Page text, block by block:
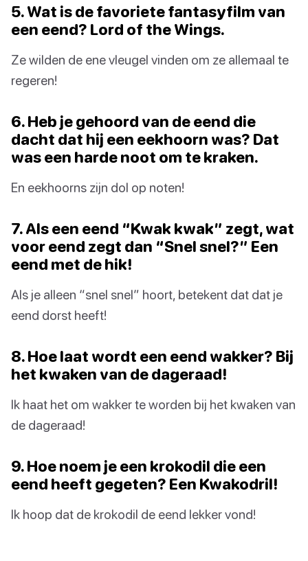
5. Wat is de favoriete fantasyfilm van
een eend? Lord of the Wings.
Ze wilden de ene vleugel vinden om ze allemaal te
regeren!
6. Heb je gehoord van de eend die
dacht dat hij een eekhoorn was? Dat
was een harde noot om te kraken.
En eekhoorns zijn dol op noten!
7. Als een eend “Kwak kwak” zegt, wat
voor eend zegt dan “Snel snel?” Een
eend met de hik!
Als je alleen “snel snel” hoort, betekent dat dat je
eend dorst heeft!
8. Hoe laat wordt een eend wakker? Bij
het kwaken van de dageraad!
Ik haat het om wakker te worden bij het kwaken van
de dageraad!
9. Hoe noem je een krokodil die een
eend heeft gegeten? Een Kwakodril!
Ik hoop dat de krokodil de eend lekker vond!